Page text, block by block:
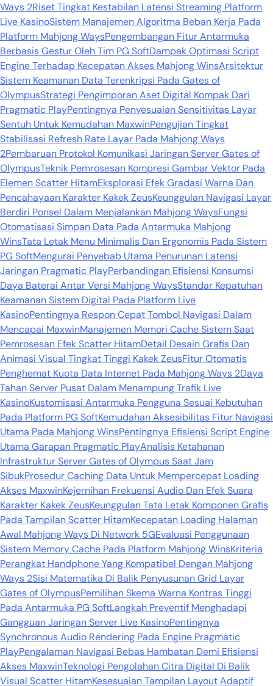
Ways 2Riset Tingkat Kestabilan Latensi Streaming Platform
Live KasinoSistem Manajemen Algoritma Beban Kerja Pada
Platform Mahjong WaysPengembangan Fitur Antarmuka
Berbasis Gestur Oleh Tim PG SoftDampak Optimasi Script
Engine Terhadap Kecepatan Akses Mahjong WinsArsitektur
Sistem Keamanan Data Terenkripsi Pada Gates of
OlympusStrategi Pengimporan Aset Digital Kompak Dari
Pragmatic PlayPentingnya Penyesuaian Sensitivitas Layar
Sentuh Untuk Kemudahan MaxwinPengujian Tingkat
Stabilisasi Refresh Rate Layar Pada Mahjong Ways
2Pembaruan Protokol Komunikasi Jaringan Server Gates of
OlympusTeknik Pemrosesan Kompresi Gambar Vektor Pada
Elemen Scatter HitamEksplorasi Efek Gradasi Warna Dan
Pencahayaan Karakter Kakek ZeusKeunggulan Navigasi Layar
Berdiri Ponsel Dalam Menjalankan Mahjong WaysFungsi
Otomatisasi Simpan Data Pada Antarmuka Mahjong
WinsTata Letak Menu Minimalis Dan Ergonomis Pada Sistem
PG SoftMengurai Penyebab Utama Penurunan Latensi
Jaringan Pragmatic PlayPerbandingan Efisiensi Konsumsi
Daya Baterai Antar Versi Mahjong WaysStandar Kepatuhan
Keamanan Sistem Digital Pada Platform Live
KasinoPentingnya Respon Cepat Tombol Navigasi Dalam
Mencapai MaxwinManajemen Memori Cache Sistem Saat
Pemrosesan Efek Scatter HitamDetail Desain Grafis Dan
Animasi Visual Tingkat Tinggi Kakek ZeusFitur Otomatis
Penghemat Kuota Data Internet Pada Mahjong Ways 2Daya
Tahan Server Pusat Dalam Menampung Trafik Live
KasinoKustomisasi Antarmuka Pengguna Sesuai Kebutuhan
Pada Platform PG SoftKemudahan Aksesibilitas Fitur Navigasi
Utama Pada Mahjong WinsPentingnya Efisiensi Script Engine
Utama Garapan Pragmatic PlayAnalisis Ketahanan
Infrastruktur Server Gates of Olympus Saat Jam
SibukProsedur Caching Data Untuk Mempercepat Loading
Akses MaxwinKejernihan Frekuensi Audio Dan Efek Suara
Karakter Kakek ZeusKeunggulan Tata Letak Komponen Grafis
Pada Tampilan Scatter HitamKecepatan Loading Halaman
Awal Mahjong Ways Di Network 5GEvaluasi Penggunaan
Sistem Memory Cache Pada Platform Mahjong WinsKriteria
Perangkat Handphone Yang Kompatibel Dengan Mahjong
Ways 2Sisi Matematika Di Balik Penyusunan Grid Layar
Gates of OlympusPemilihan Skema Warna Kontras Tinggi
Pada Antarmuka PG SoftLangkah Preventif Menghadapi
Gangguan Jaringan Server Live KasinoPentingnya
Synchronous Audio Rendering Pada Engine Pragmatic
PlayPengalaman Navigasi Bebas Hambatan Demi Efisiensi
Akses MaxwinTeknologi Pengolahan Citra Digital Di Balik
Visual Scatter HitamKesesuaian Tampilan Layout Adaptif